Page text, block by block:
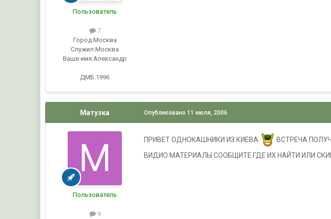
Пользователь
7
Город:Москва
Служил:Москва
Ваше имя:Александр
ДМБ:1996
Матузка
Пользователь
9
Опубликовано11 июля, 2006
ПРИВЕТ ОДНОКАШНИКИ ИЗ КИЕВА. ВСТРЕЧА
ВИДИО МАТЕРИАЛЫ СООБЩИТЕ ГДЕ ИХ НАЙТИ ИЛИ